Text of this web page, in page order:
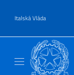
Italská Vláda
Záhlaví